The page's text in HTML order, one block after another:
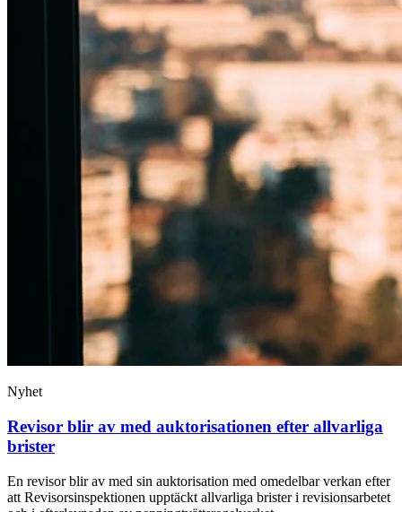
Nyhet
Revisor blir av med auktorisationen efter allvarliga
brister
En revisor blir av med sin auktorisation med omedelbar verkan efter
att Revisorsinspektionen upptäckt allvarliga brister i revisionsarbetet